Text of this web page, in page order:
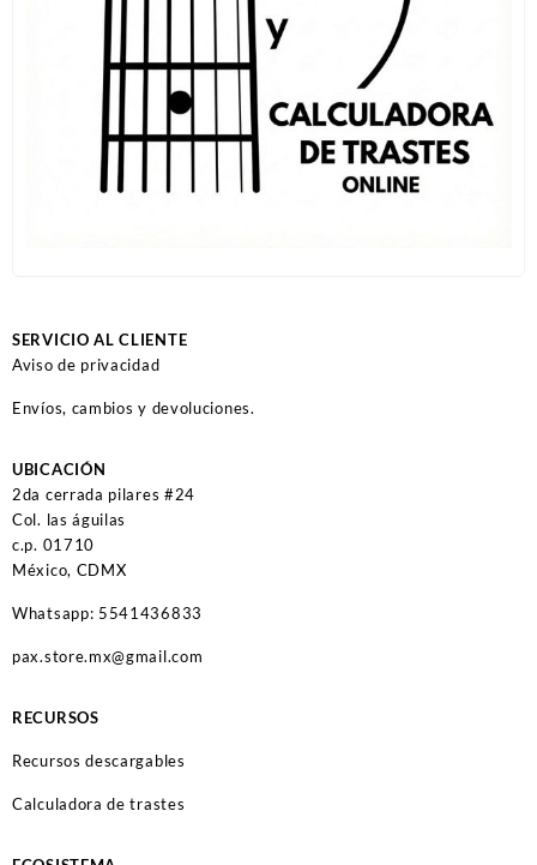
SERVICIO AL CLIENTE
Aviso de privacidad
Envíos, cambios y devoluciones.
UBICACIÓN
2da cerrada pilares #24
Col. las águilas
c.p. 01710
México, CDMX
Whatsapp: 5541436833
pax.store.mx@gmail.com
RECURSOS
Recursos descargables
Calculadora de trastes